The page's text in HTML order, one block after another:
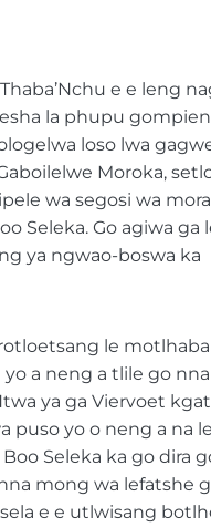
e e leng
la phupu
loso lwa
Moroka,
wa segosi wa
Seleka. Go agiwa ga
ya ngwao-boswa ka
le
a neng a tlile go nna
ya ga Viervoet
puso yo o neng a na
Seleka ka go dira
mong wa lefatshe
e e utlwisang